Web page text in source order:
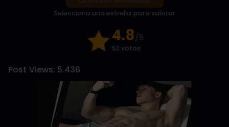
Selecciona una estrella para valorar
4.8/5
52 votos
Post Views: 5.436